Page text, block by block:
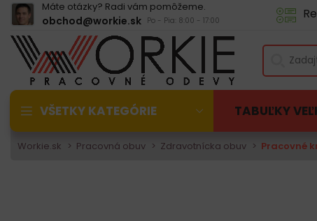
Máte otázky? Radi vám pomôžeme.
obchod@workie.sk Po - Pia: 8:00 - 17:00
VŠETKY KATEGÓRIE TABUĽKY
Workie.sk Pracovná obuv Zdravotnícka obuv Pracovné